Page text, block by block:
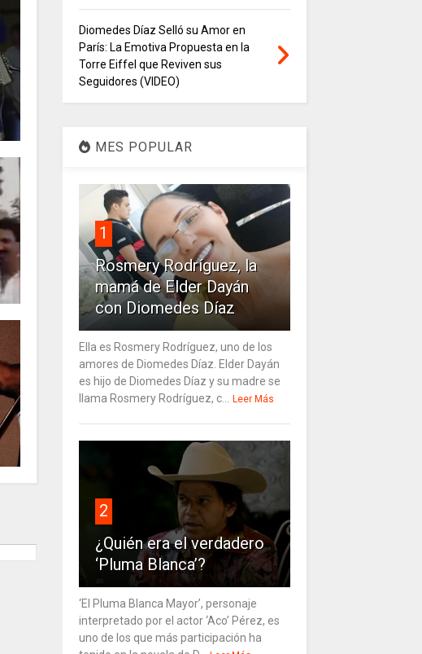
Diomedes Díaz Selló su Amor en
París: La Emotiva Propuesta en la
Torre Eiffel que Reviven sus
Seguidores (VIDEO)
MES POPULAR
1
Rosmery Rodríguez, la
mamá de Elder Dayán
con Diomedes Díaz
Ella es Rosmery Rodríguez, uno de los
amores de Diomedes Díaz. Elder Dayán
es hijo de Diomedes Díaz y su madre se
llama Rosmery Rodríguez, c... Leer Más
2
¿Quién era el verdadero
‘Pluma Blanca’?
‘El Pluma Blanca Mayor’, personaje
interpretado por el actor ‘Aco’ Pérez, es
uno de los que más participación ha